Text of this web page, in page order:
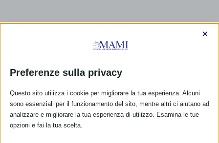
Preferenze sulla privacy
×
Questo sito utilizza i cookie per migliorare la tua esperienza. Alcuni
sono essenziali per il funzionamento del sito, mentre altri ci aiutano ad
analizzare e migliorare la tua esperienza di utilizzo. Esamina le tue
opzioni e fai la tua scelta.